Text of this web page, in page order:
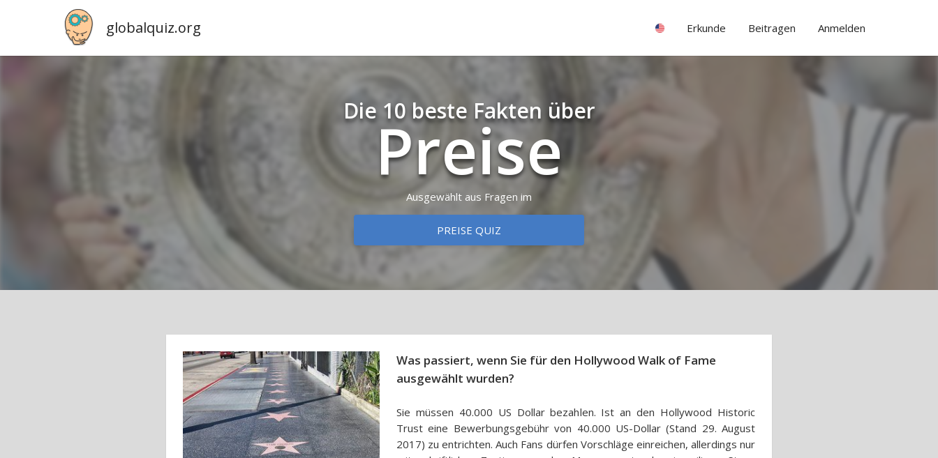
globalquiz.org Erkunde Beitragen Anmelden
Die 10 beste Fakten über
Preise
Ausgewählt aus Fragen im
PREISE QUIZ
Was passiert, wenn Sie für den Hollywood Walk of Fame
ausgewählt wurden?
Sie müssen 40.000 US Dollar bezahlen. Ist an den Hollywood Historic
Trust eine Bewerbungsgebühr von 40.000 US-Dollar (Stand 29. August
2017) zu entrichten. Auch Fans dürfen Vorschläge einreichen, allerdings nur